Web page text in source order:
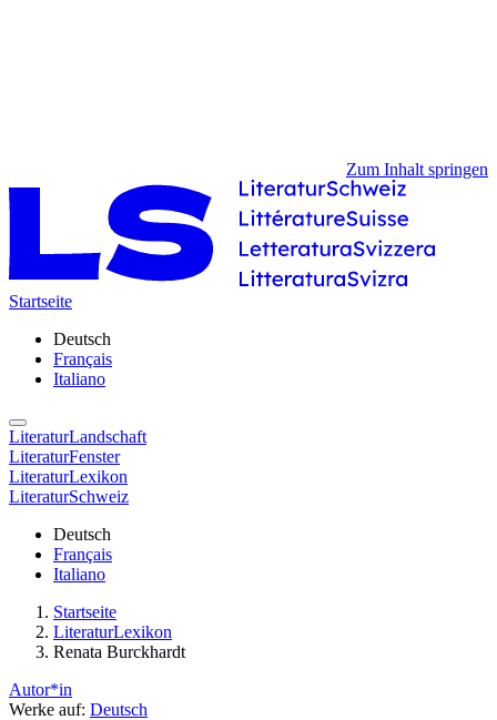
Zum Inhalt springen
Startseite
Deutsch
Français
Italiano
LiteraturLandschaft
LiteraturFenster
LiteraturLexikon
LiteraturSchweiz
Deutsch
Français
Italiano
Startseite
LiteraturLexikon
Renata Burckhardt
Autor*in
Werke auf: Deutsch